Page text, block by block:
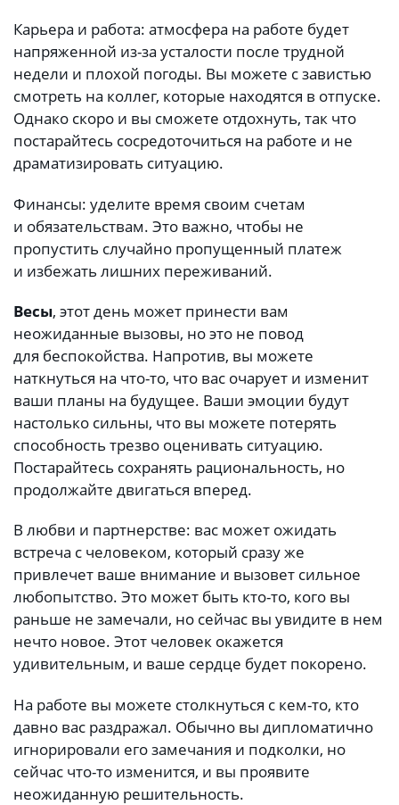
Карьера и работа: атмосфера на работе будет
напряженной из-за усталости после трудной
недели и плохой погоды. Вы можете с завистью
смотреть на коллег, которые находятся в отпуске.
Однако скоро и вы сможете отдохнуть, так что
постарайтесь сосредоточиться на работе и не
драматизировать ситуацию.
Финансы: уделите время своим счетам
и обязательствам. Это важно, чтобы не
пропустить случайно пропущенный платеж
и избежать лишних переживаний.
Весы, этот день может принести вам
неожиданные вызовы, но это не повод
для беспокойства. Напротив, вы можете
наткнуться на что-то, что вас очарует и изменит
ваши планы на будущее. Ваши эмоции будут
настолько сильны, что вы можете потерять
способность трезво оценивать ситуацию.
Постарайтесь сохранять рациональность, но
продолжайте двигаться вперед.
В любви и партнерстве: вас может ожидать
встреча с человеком, который сразу же
привлечет ваше внимание и вызовет сильное
любопытство. Это может быть кто-то, кого вы
раньше не замечали, но сейчас вы увидите в нем
нечто новое. Этот человек окажется
удивительным, и ваше сердце будет покорено.
На работе вы можете столкнуться с кем-то, кто
давно вас раздражал. Обычно вы дипломатично
игнорировали его замечания и подколки, но
сейчас что-то изменится, и вы проявите
неожиданную решительность.